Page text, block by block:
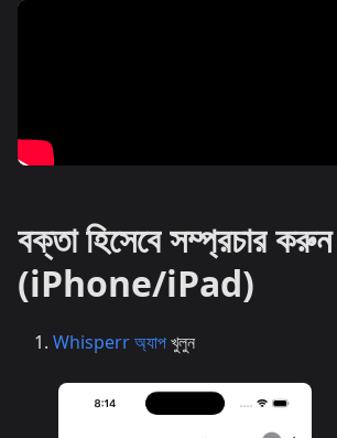
বক্তা হিসেবে সম্প্রচার করুন
(iPhone/iPad)
Whisperr অ্যাপখুলুন